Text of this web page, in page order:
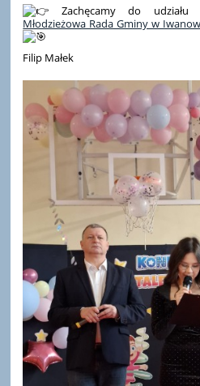
Zachęcamy do udziału
Młodzieżowa Rada Gminy w
Filip Małek